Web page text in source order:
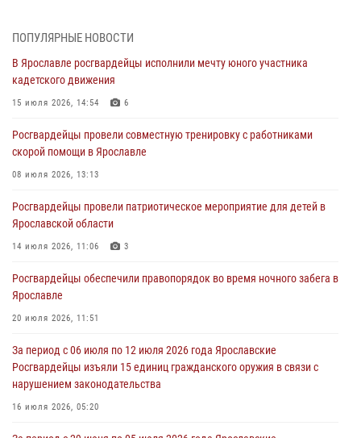
03 августа 2026, 07:24
Ярославские росгвардейцы за прошедшую неделю совершили
более 300 выездов по сигналам «тревога»
03 августа 2026, 07:09
Росгвардейцы оказали помощь беременной женщине во время
празднования Дня ВДВ в Ярославле
03 августа 2026, 06:20
За период с 20 июля по 26 июля 2026 года Ярославские
Росгвардейцы изъяли 41 единицу гражданского оружия в связи с
нарушением законодательства
В региональном управлении Росгвардии состоялся молебен,
приуроченный к празднику Крещения Руси
ПОПУЛЯРНЫЕ НОВОСТИ
В Ярославле росгвардейцы исполнили мечту юного участника
кадетского движения
15 июля 2026, 14:54 6
Росгвардейцы провели совместную тренировку с работниками
скорой помощи в Ярославле
08 июля 2026, 13:13
Росгвардейцы провели патриотическое мероприятие для детей в
Ярославской области
14 июля 2026, 11:06 3
Росгвардейцы обеспечили правопорядок во время ночного забега в
Ярославле
20 июля 2026, 11:51
За период с 06 июля по 12 июля 2026 года Ярославские
Росгвардейцы изъяли 15 единиц гражданского оружия в связи с
нарушением законодательства
16 июля 2026, 05:20